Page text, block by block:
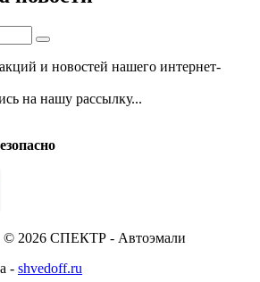
и новостей нашего интернет-
на нашу рассылку...
© 2026 СПЕКТР - Автоэмали
- shvedoff.ru